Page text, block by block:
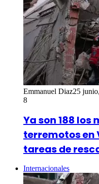
Emmanuel Diaz25
8
Ya son 188 los
terremotos en
tareas de
Internacionales